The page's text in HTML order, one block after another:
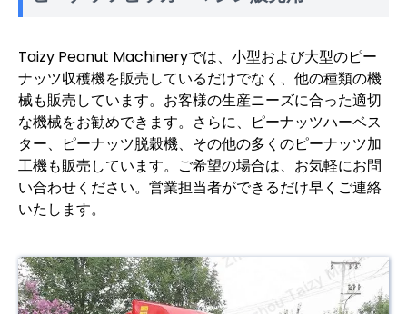
Taizy Peanut Machineryでは、小型および大型のピー
ナッツ収穫機を販売しているだけでなく、他の種類の機
械も販売しています。お客様の生産ニーズに合った適切
な機械をお勧めできます。さらに、ピーナッツハーベス
ター、ピーナッツ脱穀機、その他の多くのピーナッツ加
工機も販売しています。ご希望の場合は、お気軽にお問
い合わせください。営業担当者ができるだけ早くご連絡
いたします。